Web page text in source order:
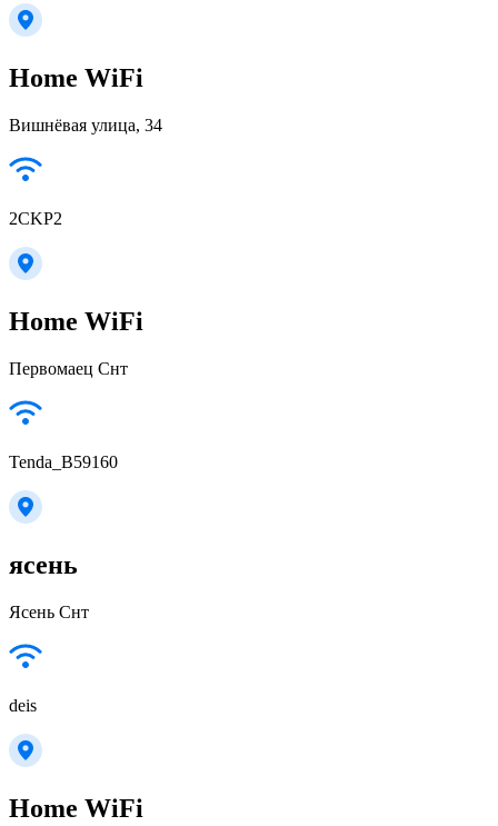
Home WiFi
Вишнёвая улица, 34
2CKP2
Home WiFi
Первомаец Снт
Tenda_B59160
ясень
Ясень Снт
deis
Home WiFi